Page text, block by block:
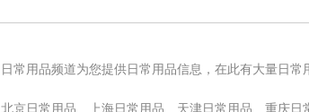
日常用品频道为您提供日常用品信息，在此有大量日
北京日常用品 上海日常用品 天津日常用品 重庆日